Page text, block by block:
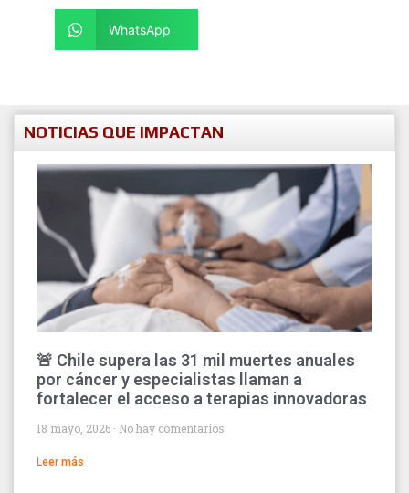
WhatsApp
NOTICIAS QUE IMPACTAN
🚨 Chile supera las 31 mil muertes anuales
por cáncer y especialistas llaman a
fortalecer el acceso a terapias innovadoras
18 mayo, 2026 No hay comentarios
Leer más